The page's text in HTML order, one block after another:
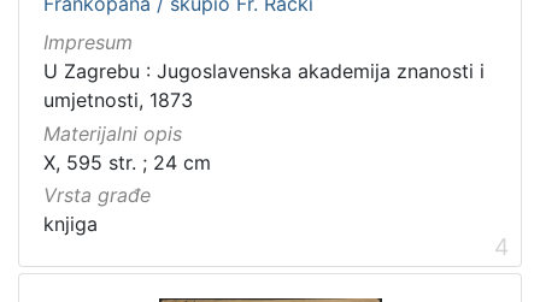
Impresum
U Zagrebu : Jugoslavenska akademija znanosti i
umjetnosti, 1873
Materijalni opis
X, 595 str. ; 24 cm
Vrsta građe
knjiga
4